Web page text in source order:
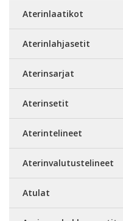
Aterinlaatikot
Aterinlahjasetit
Aterinsarjat
Aterinsetit
Aterintelineet
Aterinvalutustelineet
Atulat